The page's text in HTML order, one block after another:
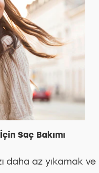
Saç Bakımı
daha az yıkamak ve